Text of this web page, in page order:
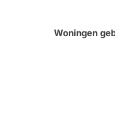
Woningen